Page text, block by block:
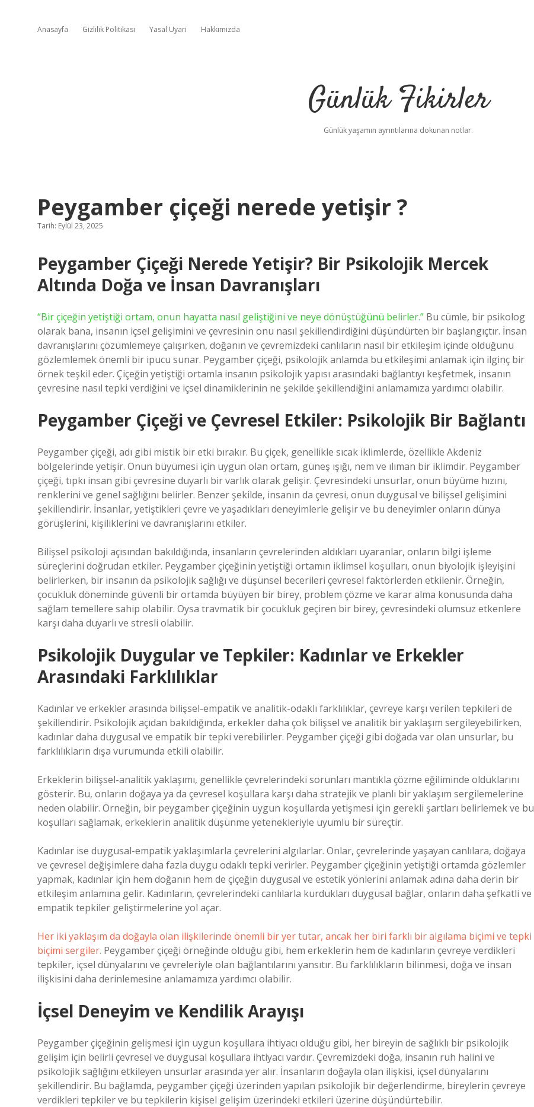
Anasayfa Gizlilik Politikası Yasal Uyarı Hakkımızda
Günlük Fikirler
Günlük yaşamın ayrıntılarına dokunan notlar.
Peygamber çiçeği nerede yetişir ?
Tarih: Eylül 23, 2025
Peygamber Çiçeği Nerede Yetişir? Bir Psikolojik Mercek
Altında Doğa ve İnsan Davranışları
“Bir çiçeğin yetiştiği ortam, onun hayatta nasıl geliştiğini ve neye dönüştüğünü belirler.” Bu cümle, bir psikolog
olarak bana, insanın içsel gelişimini ve çevresinin onu nasıl şekillendirdiğini düşündürten bir başlangıçtır. İnsan
davranışlarını çözümlemeye çalışırken, doğanın ve çevremizdeki canlıların nasıl bir etkileşim içinde olduğunu
gözlemlemek önemli bir ipucu sunar. Peygamber çiçeği, psikolojik anlamda bu etkileşimi anlamak için ilginç bir
örnek teşkil eder. Çiçeğin yetiştiği ortamla insanın psikolojik yapısı arasındaki bağlantıyı keşfetmek, insanın
çevresine nasıl tepki verdiğini ve içsel dinamiklerinin ne şekilde şekillendiğini anlamamıza yardımcı olabilir.
Peygamber Çiçeği ve Çevresel Etkiler: Psikolojik Bir Bağlantı
Peygamber çiçeği, adı gibi mistik bir etki bırakır. Bu çiçek, genellikle sıcak iklimlerde, özellikle Akdeniz
bölgelerinde yetişir. Onun büyümesi için uygun olan ortam, güneş ışığı, nem ve ılıman bir iklimdir. Peygamber
çiçeği, tıpkı insan gibi çevresine duyarlı bir varlık olarak gelişir. Çevresindeki unsurlar, onun büyüme hızını,
renklerini ve genel sağlığını belirler. Benzer şekilde, insanın da çevresi, onun duygusal ve bilişsel gelişimini
şekillendirir. İnsanlar, yetiştikleri çevre ve yaşadıkları deneyimlerle gelişir ve bu deneyimler onların dünya
görüşlerini, kişiliklerini ve davranışlarını etkiler.
Bilişsel psikoloji açısından bakıldığında, insanların çevrelerinden aldıkları uyaranlar, onların bilgi işleme
süreçlerini doğrudan etkiler. Peygamber çiçeğinin yetiştiği ortamın iklimsel koşulları, onun biyolojik işleyişini
belirlerken, bir insanın da psikolojik sağlığı ve düşünsel becerileri çevresel faktörlerden etkilenir. Örneğin,
çocukluk döneminde güvenli bir ortamda büyüyen bir birey, problem çözme ve karar alma konusunda daha
sağlam temellere sahip olabilir. Oysa travmatik bir çocukluk geçiren bir birey, çevresindeki olumsuz etkenlere
karşı daha duyarlı ve stresli olabilir.
Psikolojik Duygular ve Tepkiler: Kadınlar ve Erkekler
Arasındaki Farklılıklar
Kadınlar ve erkekler arasında bilişsel-empatik ve analitik-odaklı farklılıklar, çevreye karşı verilen tepkileri de
şekillendirir. Psikolojik açıdan bakıldığında, erkekler daha çok bilişsel ve analitik bir yaklaşım sergileyebilirken,
kadınlar daha duygusal ve empatik bir tepki verebilirler. Peygamber çiçeği gibi doğada var olan unsurlar, bu
farklılıkların dışa vurumunda etkili olabilir.
Erkeklerin bilişsel-analitik yaklaşımı, genellikle çevrelerindeki sorunları mantıkla çözme eğiliminde olduklarını
gösterir. Bu, onların doğaya ya da çevresel koşullara karşı daha stratejik ve planlı bir yaklaşım sergilemelerine
neden olabilir. Örneğin, bir peygamber çiçeğinin uygun koşullarda yetişmesi için gerekli şartları belirlemek ve bu
koşulları sağlamak, erkeklerin analitik düşünme yetenekleriyle uyumlu bir süreçtir.
Kadınlar ise duygusal-empatik yaklaşımlarla çevrelerini algılarlar. Onlar, çevrelerinde yaşayan canlılara, doğaya
ve çevresel değişimlere daha fazla duygu odaklı tepki verirler. Peygamber çiçeğinin yetiştiği ortamda gözlemler
yapmak, kadınlar için hem doğanın hem de çiçeğin duygusal ve estetik yönlerini anlamak adına daha derin bir
etkileşim anlamına gelir. Kadınların, çevrelerindeki canlılarla kurdukları duygusal bağlar, onların daha şefkatli ve
empatik tepkiler geliştirmelerine yol açar.
Her iki yaklaşım da doğayla olan ilişkilerinde önemli bir yer tutar, ancak her biri farklı bir algılama biçimi ve tepki
biçimi sergiler. Peygamber çiçeği örneğinde olduğu gibi, hem erkeklerin hem de kadınların çevreye verdikleri
tepkiler, içsel dünyalarını ve çevreleriyle olan bağlantılarını yansıtır. Bu farklılıkların bilinmesi, doğa ve insan
ilişkisini daha derinlemesine anlamamıza yardımcı olabilir.
İçsel Deneyim ve Kendilik Arayışı
Peygamber çiçeğinin gelişmesi için uygun koşullara ihtiyacı olduğu gibi, her bireyin de sağlıklı bir psikolojik
gelişim için belirli çevresel ve duygusal koşullara ihtiyacı vardır. Çevremizdeki doğa, insanın ruh halini ve
psikolojik sağlığını etkileyen unsurlar arasında yer alır. İnsanların doğayla olan ilişkisi, içsel dünyalarını
şekillendirir. Bu bağlamda, peygamber çiçeği üzerinden yapılan psikolojik bir değerlendirme, bireylerin çevreye
verdikleri tepkiler ve bu tepkilerin kişisel gelişim üzerindeki etkileri üzerine düşündürtebilir.